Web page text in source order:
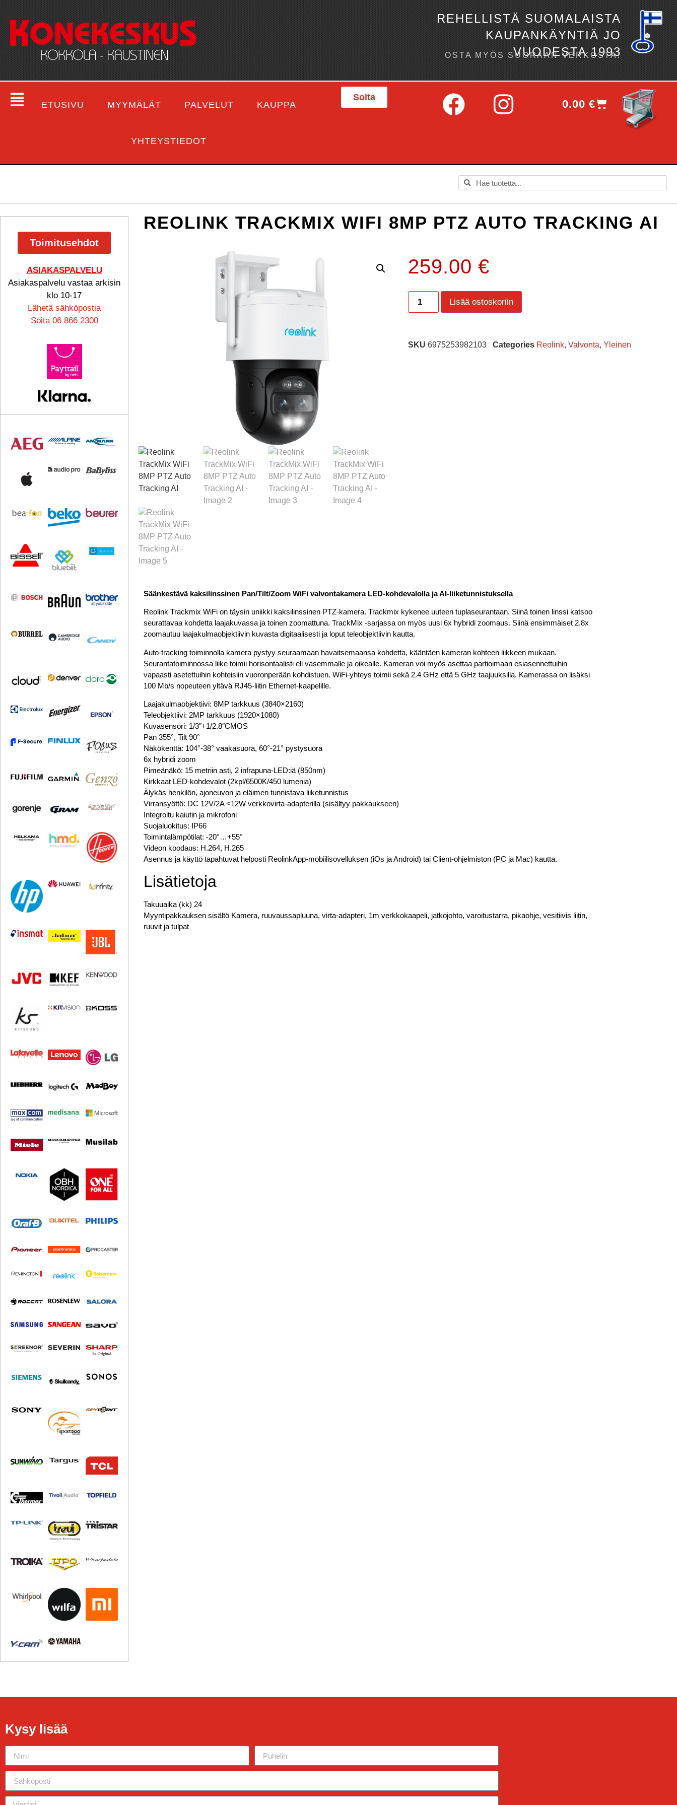
REHELLISTÄ SUOMALAISTA
KAUPANKÄYNTIÄ JO
VUODESTA 1993
OSTA MYÖS SUORAAN VERKOSTA!
ETUSIVU MYYMÄLÄT PALVELUT KAUPPA
YHTEYSTIEDOT
Soita
0.00€
Toimitusehdot
ASIAKASPALVELU
Asiakaspalvelu vastaa arkisin
klo 10-17
Lähetä sähköpostia
Soita 06 866 2300
REOLINK TRACKMIX WIFI 8MP PTZ AUTO TRACKING AI
259.00 €
Lisää ostoskoriin
SKU 6975253982103 Categories Reolink, Valvonta, Yleinen
Säänkestävä kaksilinssinen Pan/Tilt/Zoom WiFi valvontakamera LED-kohdevalolla ja AI-liiketunnistuksella
Reolink Trackmix WiFi on täysin uniikki kaksilinssinen PTZ-kamera. Trackmix kykenee uuteen tuplaseurantaan. Siinä toinen linssi katsoo
seurattavaa kohdetta laajakuvassa ja toinen zoomattuna. TrackMix -sarjassa on myös uusi 6x hybridi zoomaus. Siinä ensimmäiset 2.8x
zoomautuu laajakulmaobjektiivin kuvasta digitaalisesti ja loput teleobjektiivin kautta.
Auto-tracking toiminnolla kamera pystyy seuraamaan havaitsemaansa kohdetta, kääntäen kameran kohteen liikkeen mukaan.
Seurantatoiminnossa liike toimii horisontaalisti eli vasemmalle ja oikealle. Kameran voi myös asettaa partioimaan esiasennettuihin
vapaasti asetettuihin kohteisiin vuoronperään kohdistuen. WiFi-yhteys toimii sekä 2.4 GHz että 5 GHz taajuuksilla. Kamerassa on lisäksi
100 Mb/s nopeuteen yltävä RJ45-liitin Ethernet-kaapelille.
Laajakulmaobjektiivi: 8MP tarkkuus (3840×2160)
Teleobjektiivi: 2MP tarkkuus (1920×1080)
Kuvasensori: 1/3″+1/2.8″CMOS
Pan 355°, Tilt 90°
Näkökenttä: 104°-38° vaakasuora, 60°-21° pystysuora
6x hybridi zoom
Pimeänäkö: 15 metriin asti, 2 infrapuna-LED:iä (850nm)
Kirkkaat LED-kohdevalot (2kpl/6500K/450 lumenia)
Älykäs henkilön, ajoneuvon ja eläimen tunnistava liiketunnistus
Virransyöttö: DC 12V/2A <12W verkkovirta-adapterilla (sisältyy pakkaukseen)
Integroitu kaiutin ja mikrofoni
Suojaluokitus: IP66
Toimintalämpötilat: -20°…+55°
Videon koodaus: H.264, H.265
Asennus ja käyttö tapahtuvat helposti ReolinkApp-mobiilisovelluksen (iOs ja Android) tai Client-ohjelmiston (PC ja Mac) kautta.
Lisätietoja
Takuuaika (kk) 24
Myyntipakkauksen sisältö Kamera, ruuvaussapluuna, virta-adapteri, 1m verkkokaapeli, jatkojohto, varoitustarra, pikaohje, vesitiivis liitin,
ruuvit ja tulpat
Kysy lisää